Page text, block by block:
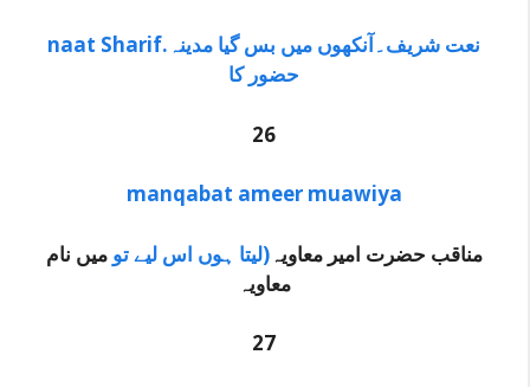
naat Sharif.نعت شریف۔آنکھوں میں بس گیا مدینہ
حضور کا
26
manqabat ameer muawiya
مناقب حضرت امیر معاویہ(لیتا ہوں اس لیے تو میں نام
معاویہ
27